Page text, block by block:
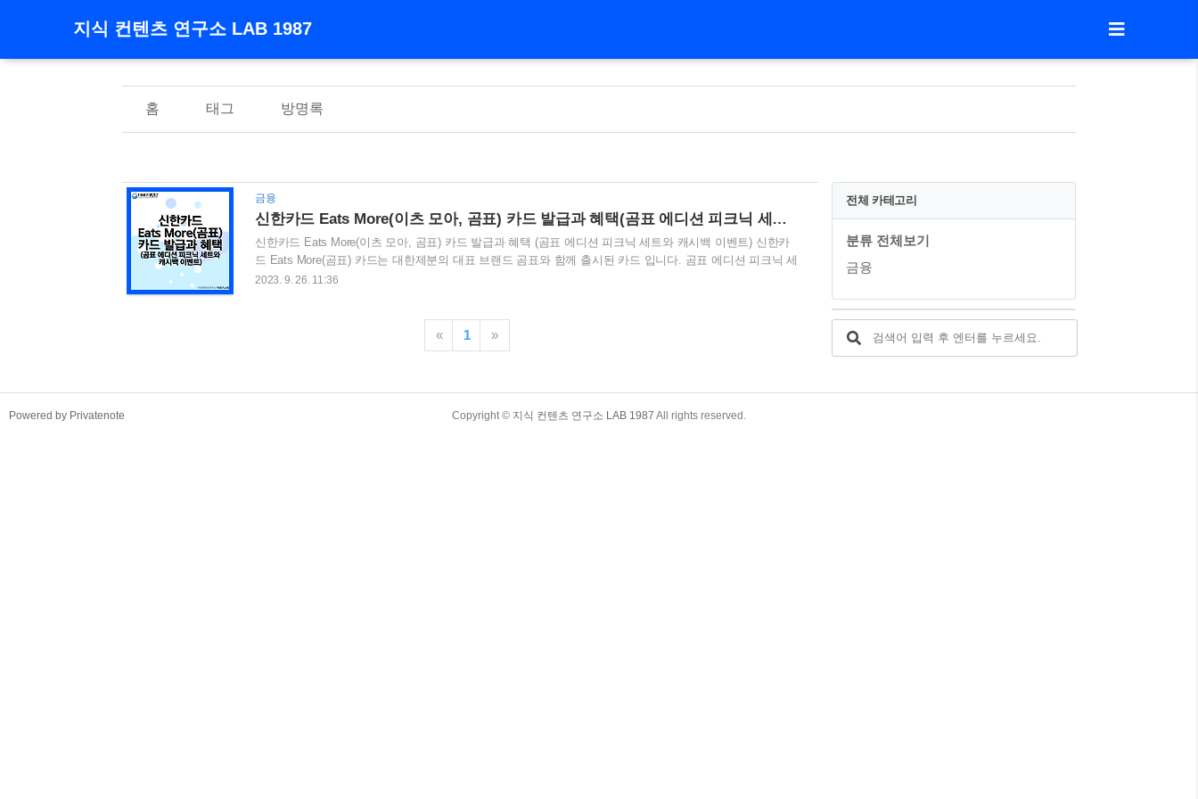
지식 컨텐츠 연구소 LAB 1987
홈 태그 방명록
금융
신한카드 Eats More(이츠 모아, 곰표) 카드 발급과 혜택(곰표 에디션 피크닉 세트와 캐시백 이벤트)
신한카드 Eats More(이츠 모아, 곰표) 카드 발급과 혜택 (곰표 에디션 피크닉 세트와 캐시백 이벤트) 신한카
드 Eats More(곰표) 카드는 대한제분의 대표 브랜드 곰표와 함께 출시된 카드 입니다. 곰표 에디션 피크닉 세
트와 캐시백 이벤트까지 진행이 된다고 하여 필요하신 분들이 있을까 해서 작성 해보았습니다. 곰표 에디션
More(곰표) 연회비와 전월실적 5. 신한카드 Eats More(곰표) 발급방법 6. 신한카드 Eats More(곰표)와 이벤트
2023. 9. 26. 11:36
« 1 »
전체 카테고리
분류 전체보기
금융
Powered by Privatenote Copyright © 지식 컨텐츠 연구소 LAB 1987 All rights reserved.
TistoryWhaleSkin3.4